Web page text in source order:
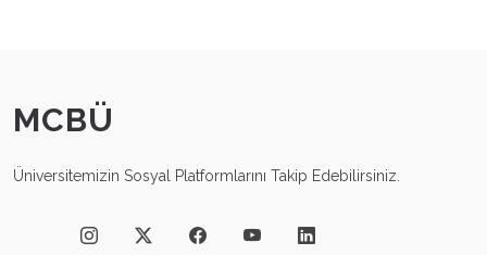
MCBÜ
Üniversitemizin Sosyal Platformlarını Takip Edebilirsiniz.